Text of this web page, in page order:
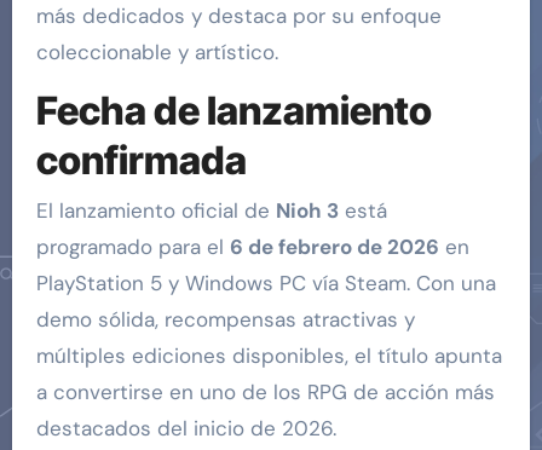
más dedicados y destaca por su enfoque
coleccionable y artístico.
Fecha de lanzamiento
confirmada
El lanzamiento oficial de Nioh 3está
programado para el 6 de febrero de 2026 en
PlayStation 5 y Windows PC vía Steam. Con una
demo sólida, recompensas atractivas y
múltiples ediciones disponibles, el título apunta
a convertirse en uno de los RPG de acción más
destacados del inicio de 2026.